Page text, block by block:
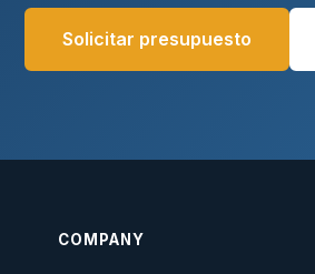
Solicitar presupuesto
COMPANY